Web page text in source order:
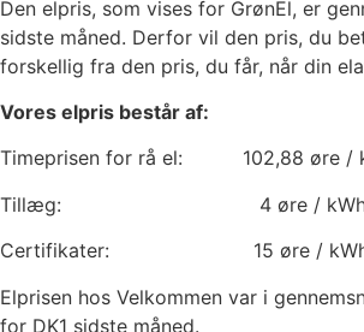
Den elpris, som vises for GrønEl, er
sidste måned. Derfor vil den pris, du
forskellig fra den pris, du får, når din
Vores elpris består af:
Timeprisen for rå el: 102,88 øre /
Tillæg: 4 øre /
Certifikater: 15 øre /
Elprisen hos Velkommen var i
for DK1 sidste måned.